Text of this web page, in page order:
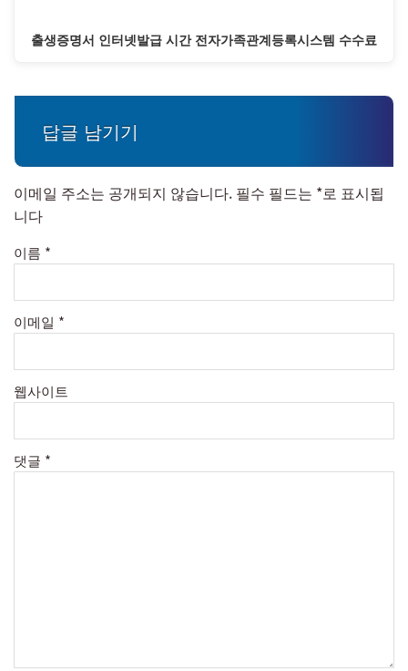
출생증명서 인터넷발급 시간 전자가족관계등록시스템 수수료
답글 남기기
이메일 주소는 공개되지 않습니다. 필수 필드는 *로 표시됩
니다
이름 *
이메일 *
웹사이트
댓글 *